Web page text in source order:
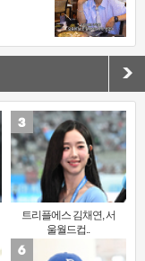
트리플에스 김채연, 서
울월드컵..